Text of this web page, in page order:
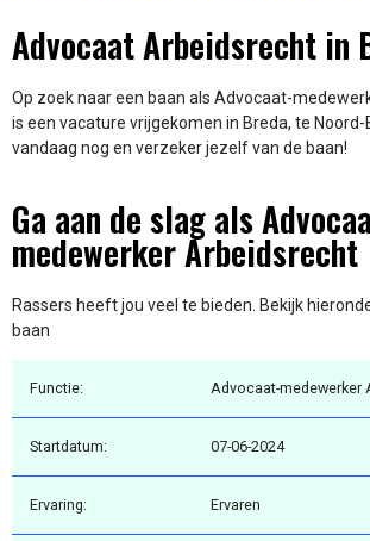
Advocaat Arbeidsrecht in
Op zoek naar een baan als Advocaat-
is een vacature vrijgekomen in Breda, te
vandaag nog en verzeker jezelf van de baan!
Ga aan de slag als
medewerker Arbeidsrecht
Rassers heeft jou veel te bieden. Bekijk
baan
Functie: Advocaat-medewerker
Startdatum: 07-06-2024
Ervaring: Ervaren